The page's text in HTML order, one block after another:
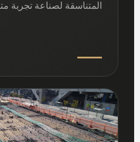
المتناسقة لصناعة تجربة